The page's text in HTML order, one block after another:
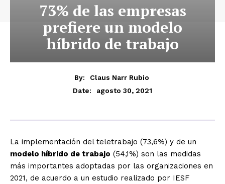
73% de las empresas
prefiere un modelo
híbrido de trabajo
By:
Claus Narr Rubio
Date:
agosto 30, 2021
La implementación del teletrabajo (73,6%) y de un
modelo híbrido de trabajo (54,1%) son las medidas
más importantes adoptadas por las organizaciones en
2021, de acuerdo a un estudio realizado por IESF